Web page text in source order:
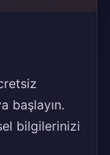
başlayın.
bilgilerinizi